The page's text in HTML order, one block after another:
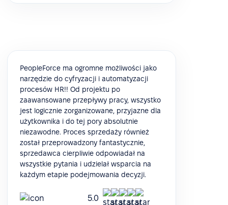
PeopleForce ma ogromne możliwości jako
narzędzie do cyfryzacji i automatyzacji
procesów HR!! Od projektu po
zaawansowane przepływy pracy, wszystko
jest logicznie zorganizowane, przyjazne dla
użytkownika i do tej pory absolutnie
niezawodne. Proces sprzedaży również
został przeprowadzony fantastycznie,
sprzedawca cierpliwie odpowiadał na
wszystkie pytania i udzielał wsparcia na
każdym etapie podejmowania decyzji.
5.0